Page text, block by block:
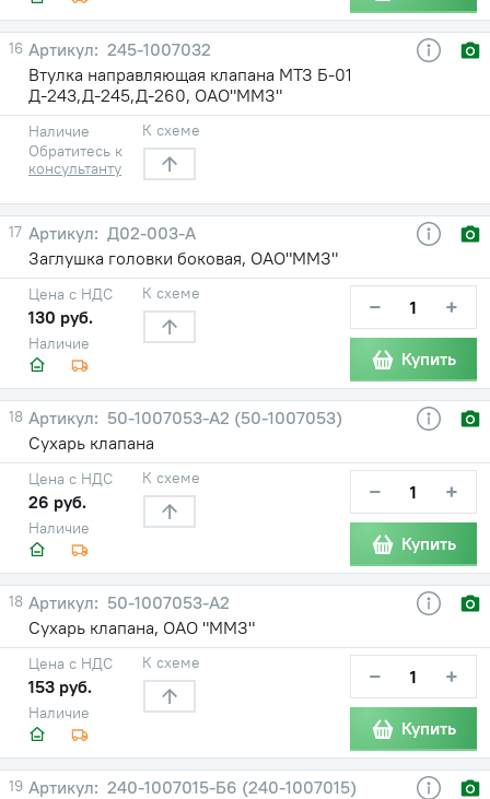
16
245-1007032
Втулка направляющая клапана МТЗ Б-01
Д-243,Д-245,Д-260, ОАО"ММЗ"
Наличие
Обратитесь к
консультанту
К схеме
17
Д02-003-А
Заглушка головки боковая, ОАО"ММЗ"
Наличие
Цена с НДС
130 руб.
К схеме − +
Купить
18
50-1007053-А2 (50-1007053)
Сухарь клапана
Наличие
Цена с НДС
26 руб.
К схеме − +
Купить
18
50-1007053-А2
Сухарь клапана, ОАО "ММЗ"
Наличие
Цена с НДС
153 руб.
К схеме − +
Купить
19
240-1007015-Б6 (240-1007015)